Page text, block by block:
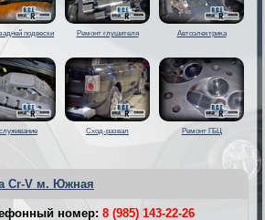
подвески Ремонт глушителя Автоэлектрика
Сход-развал Ремонт ГБЦ
Cr-V м. Южная
номер: 8 (985) 143-22-26